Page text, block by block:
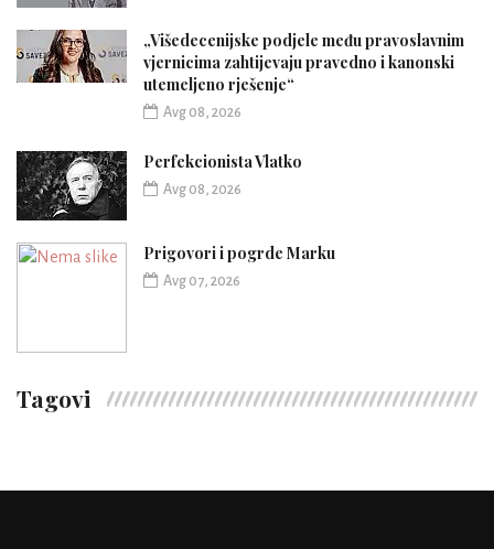
„Višedecenijske podjele među pravoslavnim
vjernicima zahtijevaju pravedno i kanonski
utemeljeno rješenje“
Avg 08, 2026
Perfekcionista Vlatko
Avg 08, 2026
Prigovori i pogrde Marku
Avg 07, 2026
Tagovi